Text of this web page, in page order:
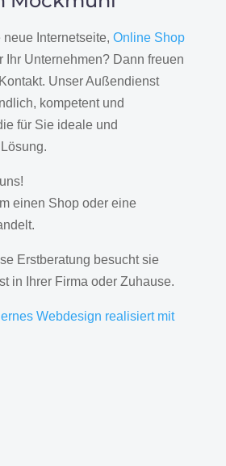
Internetseite, Online Shop
Ihr Unternehmen? Dann freuen
Unser Außendienst
kompetent und
für Sie ideale und
einen Shop oder eine
Erstberatung besucht sie
in Ihrer Firma oder Zuhause.
Webdesign realisiert mit